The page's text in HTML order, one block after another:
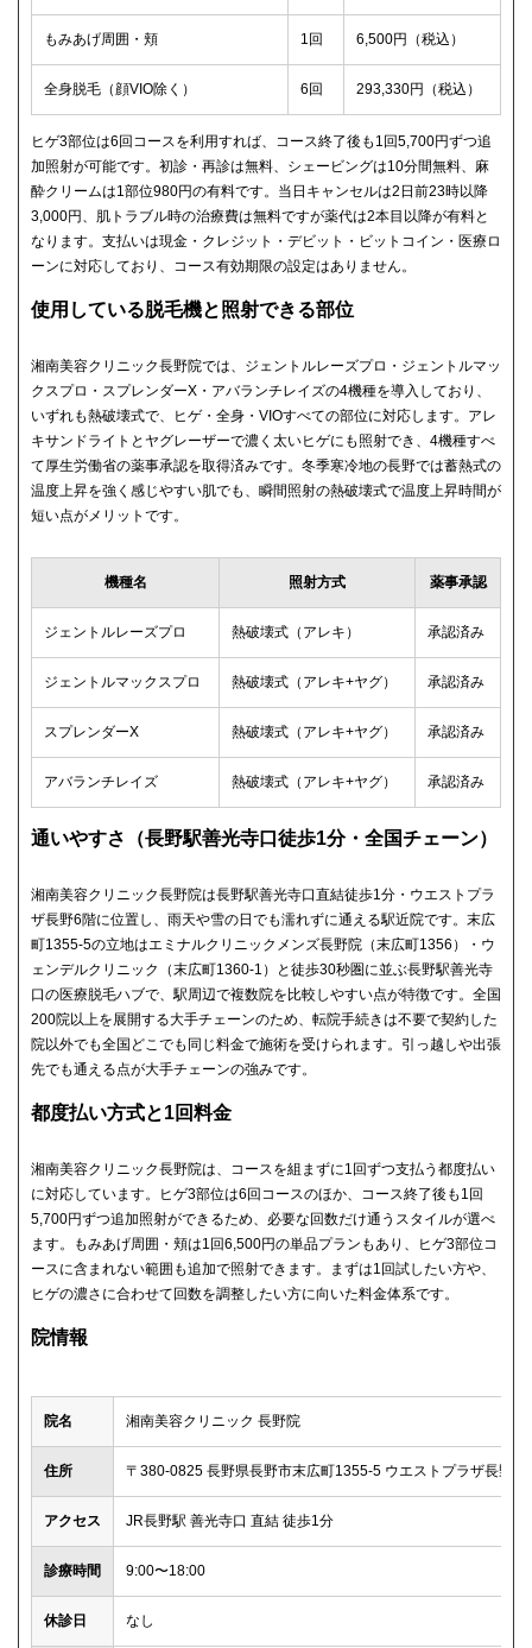
もみあげ周囲・頬 1回 6,500円（税込）
全身脱毛（顔VIO除く） 6回 293,330円（税込）
ヒゲ3部位は6回コースを利用すれば、コース終了後も1回5,700円ずつ追
加照射が可能です。初診・再診は無料、シェービングは10分間無料、麻
酔クリームは1部位980円の有料です。当日キャンセルは2日前23時以降
3,000円、肌トラブル時の治療費は無料ですが薬代は2本目以降が有料と
なります。支払いは現金・クレジット・デビット・ビットコイン・医療ロ
ーンに対応しており、コース有効期限の設定はありません。
使用している脱毛機と照射できる部位
湘南美容クリニック長野院では、ジェントルレーズプロ・ジェントルマッ
クスプロ・スプレンダーX・アバランチレイズの4機種を導入しており、
いずれも熱破壊式で、ヒゲ・全身・VIOすべての部位に対応します。アレ
キサンドライトとヤグレーザーで濃く太いヒゲにも照射でき、4機種すべ
て厚生労働省の薬事承認を取得済みです。冬季寒冷地の長野では蓄熱式の
温度上昇を強く感じやすい肌でも、瞬間照射の熱破壊式で温度上昇時間が
短い点がメリットです。
機種名 照射方式 薬事承認
ジェントルレーズプロ 熱破壊式（アレキ） 承認済み
ジェントルマックスプロ 熱破壊式（アレキ+ヤグ） 承認済み
スプレンダーX 熱破壊式（アレキ+ヤグ） 承認済み
アバランチレイズ 熱破壊式（アレキ+ヤグ） 承認済み
通いやすさ（長野駅善光寺口徒歩1分・全国チェーン）
湘南美容クリニック長野院は長野駅善光寺口直結徒歩1分・ウエストプラ
ザ長野6階に位置し、雨天や雪の日でも濡れずに通える駅近院です。末広
町1355-5の立地はエミナルクリニックメンズ長野院（末広町1356）・ウ
ェンデルクリニック（末広町1360-1）と徒歩30秒圏に並ぶ長野駅善光寺
口の医療脱毛ハブで、駅周辺で複数院を比較しやすい点が特徴です。全国
200院以上を展開する大手チェーンのため、転院手続きは不要で契約した
院以外でも全国どこでも同じ料金で施術を受けられます。引っ越しや出張
先でも通える点が大手チェーンの強みです。
都度払い方式と1回料金
湘南美容クリニック長野院は、コースを組まずに1回ずつ支払う都度払い
に対応しています。ヒゲ3部位は6回コースのほか、コース終了後も1回
5,700円ずつ追加照射ができるため、必要な回数だけ通うスタイルが選べ
ます。もみあげ周囲・頬は1回6,500円の単品プランもあり、ヒゲ3部位コ
ースに含まれない範囲も追加で照射できます。まずは1回試したい方や、
ヒゲの濃さに合わせて回数を調整したい方に向いた料金体系です。
院情報
院名 湘南美容クリニック 長野院
住所 〒380-0825 長野県長野市末広町1355-5 ウエストプラザ長野 6
アクセス JR長野駅 善光寺口 直結 徒歩1分
診療時間 9:00〜18:00
休診日 なし